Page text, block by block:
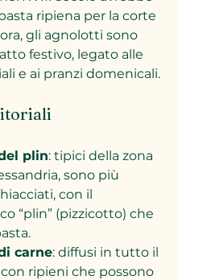
ripiena per la corte
gli agnolotti sono
festivo, legato alle
e ai pranzi domenicali.
plin: tipici della zona
sono più
con il
“plin” (pizzicotto) che
carne: diffusi in tutto il
ripieni che possono